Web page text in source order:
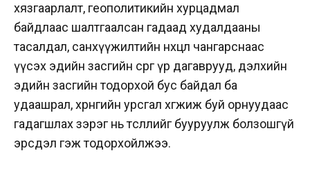
хязгаарлалт, геополитикийн хурцадмал
байдлаас шалтгаалсан гадаад худалдааны
тасалдал, санхүүжилтийн нөхцөл чангарснаас
үүсэх эдийн засгийн сөрөг үр дагаврууд, дэлхийн
эдийн засгийн тодорхой бус байдал ба
удаашрал, хөрөнгийн урсгал хөгжиж буй орнуудаас
гадагшлах зэрэг нь төсөөллийг бууруулж болзошгүй
эрсдэл гэж тодорхойлжээ.